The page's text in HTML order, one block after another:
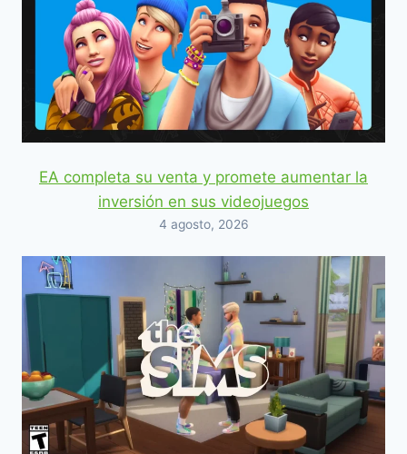
EA completa su venta y promete aumentar la
inversión en sus videojuegos
4 agosto, 2026